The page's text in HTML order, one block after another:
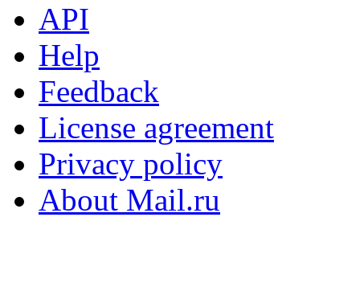
API
Help
Feedback
License agreement
Privacy policy
About Mail.ru